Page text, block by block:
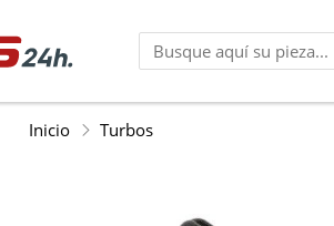
Inicio Turbos